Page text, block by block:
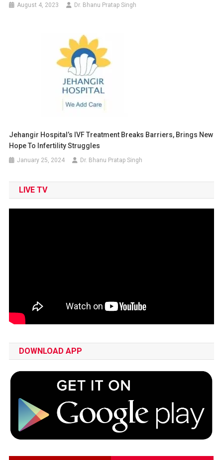
August 4, 2023 Dr. Bhanu Pratap Singh
Jehangir Hospital’s IVF Treatment Breaks Barriers, Brings New
Hope To Infertility Struggles
January 25, 2024 Dr. Bhanu Pratap Singh
LIVE TV
DOWNLOAD APP